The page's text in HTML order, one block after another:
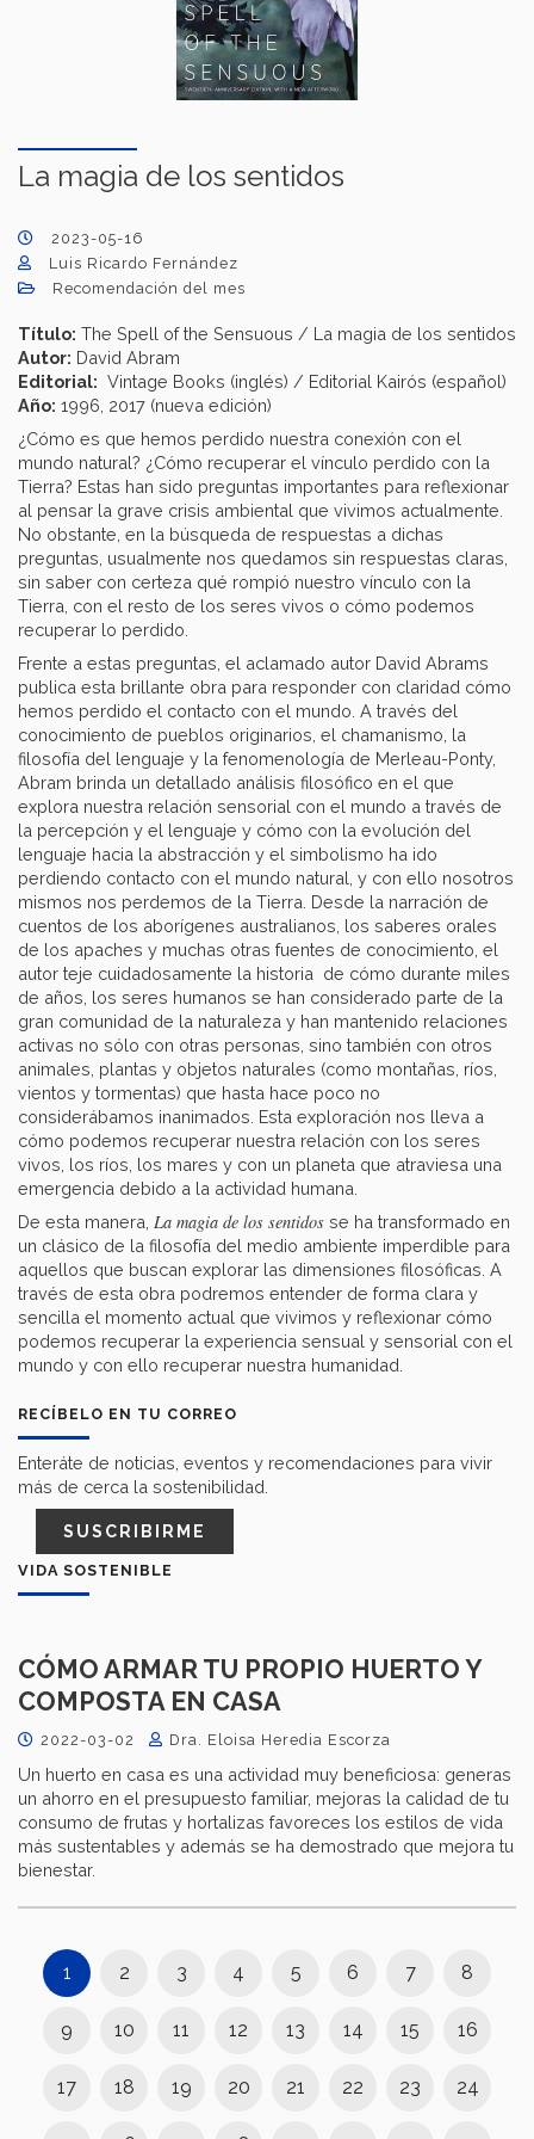
La magia de los sentidos
2023-05-16
Luis Ricardo Fernández
Recomendación del mes
Título: The Spell of the Sensuous / La magia de los sentidos
Autor: David Abram
Editorial: Vintage Books (inglés) / Editorial Kairós (español)
Año: 1996, 2017 (nueva edición)
¿Cómo es que hemos perdido nuestra conexión con el
mundo natural? ¿Cómo recuperar el vínculo perdido con la
Tierra? Estas han sido preguntas importantes para reflexionar
al pensar la grave crisis ambiental que vivimos actualmente.
No obstante, en la búsqueda de respuestas a dichas
preguntas, usualmente nos quedamos sin respuestas claras,
sin saber con certeza qué rompió nuestro vínculo con la
Tierra, con el resto de los seres vivos o cómo podemos
recuperar lo perdido.
Frente a estas preguntas, el aclamado autor David Abrams
publica esta brillante obra para responder con claridad cómo
hemos perdido el contacto con el mundo. A través del
conocimiento de pueblos originarios, el chamanismo, la
filosofía del lenguaje y la fenomenología de Merleau-Ponty,
Abram brinda un detallado análisis filosófico en el que
explora nuestra relación sensorial con el mundo a través de
la percepción y el lenguaje y cómo con la evolución del
lenguaje hacia la abstracción y el simbolismo ha ido
perdiendo contacto con el mundo natural, y con ello nosotros
mismos nos perdemos de la Tierra. Desde la narración de
cuentos de los aborígenes australianos, los saberes orales
de los apaches y muchas otras fuentes de conocimiento, el
autor teje cuidadosamente la historia de cómo durante miles
de años, los seres humanos se han considerado parte de la
gran comunidad de la naturaleza y han mantenido relaciones
activas no sólo con otras personas, sino también con otros
animales, plantas y objetos naturales (como montañas, ríos,
vientos y tormentas) que hasta hace poco no
considerábamos inanimados. Esta exploración nos lleva a
cómo podemos recuperar nuestra relación con los seres
vivos, los ríos, los mares y con un planeta que atraviesa una
emergencia debido a la actividad humana.
De esta manera, La magia de los sentidos se ha transformado en
un clásico de la filosofía del medio ambiente imperdible para
aquellos que buscan explorar las dimensiones filosóficas. A
través de esta obra podremos entender de forma clara y
sencilla el momento actual que vivimos y reflexionar cómo
podemos recuperar la experiencia sensual y sensorial con el
mundo y con ello recuperar nuestra humanidad.
RECÍBELO EN TU CORREO
Enteráte de noticias, eventos y recomendaciones para vivir
más de cerca la sostenibilidad.
SUSCRIBIRME
VIDA SOSTENIBLE
CÓMO ARMAR TU PROPIO HUERTO Y
COMPOSTA EN CASA
2022-03-02 Dra. Eloisa Heredia Escorza
Un huerto en casa es una actividad muy beneficiosa: generas
un ahorro en el presupuesto familiar, mejoras la calidad de tu
consumo de frutas y hortalizas favoreces los estilos de vida
más sustentables y además se ha demostrado que mejora tu
bienestar.
1 2 3 4 5 6 7 8
9 10 11 12 13 14 15 16
17 18 19 20 21 22 23 24